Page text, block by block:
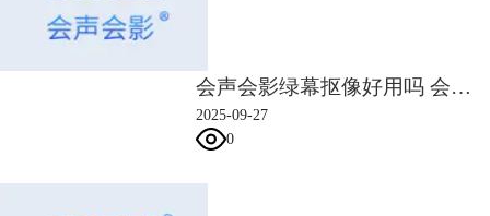
会声会影绿幕抠像好用吗 会声会影绿幕抠像边缘残留怎么办
2025-09-27
0